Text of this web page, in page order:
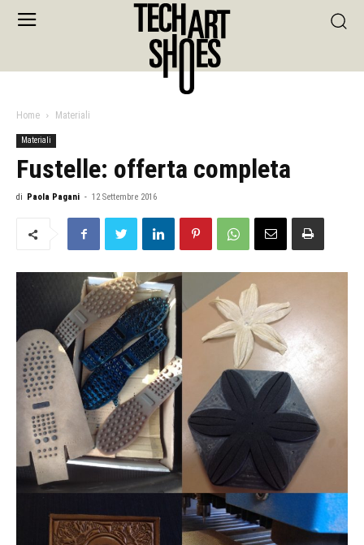
Home Materiali
Materiali
Fustelle: offerta completa
di Paola Pagani - 12 Settembre 2016